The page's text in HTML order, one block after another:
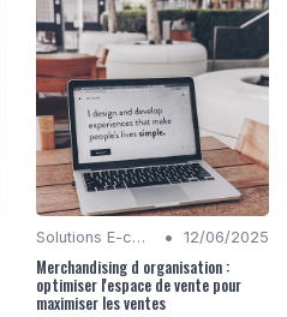
Solutions E-commerce • 12/06/2025
Merchandising d organisation :
optimiser l'espace de vente pour
maximiser les ventes